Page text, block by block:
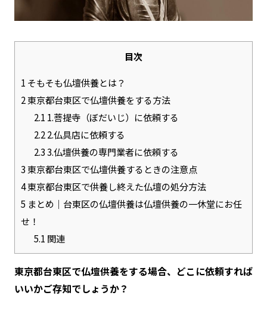
目次
1 そもそも仏壇供養とは？
2東京都台東区で仏壇供養をする方法
2.1 1.菩提寺（ぼだいじ）に依頼する
2.22.仏具店に依頼する
2.33.仏壇供養の専門業者に依頼する
3東京都台東区で仏壇供養するときの注意点
4東京都台東区で供養し終えた仏壇の処分方法
5 まとめ｜台東区の仏壇供養は仏壇供養の一休堂にお任
せ！
5.1 関連
東京都台東区で仏壇供養をする場合、どこに依頼すれば
いいかご存知でしょうか？